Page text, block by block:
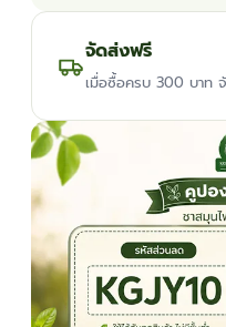
จัดส่งฟรี
เมื่อซื้อครบ 300 บาท